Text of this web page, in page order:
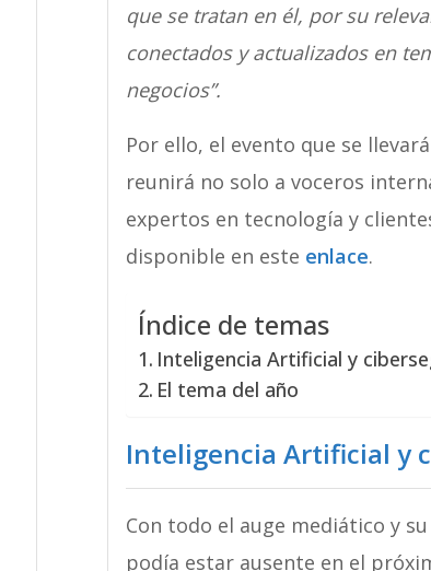
que se tratan en él, por su
conectados y actualizados en
negocios”.
Por ello, el evento que se
reunirá no solo a voceros
expertos en tecnología y
disponible en este enlace.
Índice de temas
Inteligencia Artificial y
El tema del año
Inteligencia Artificial y
Con todo el auge mediático y
podía estar ausente en el